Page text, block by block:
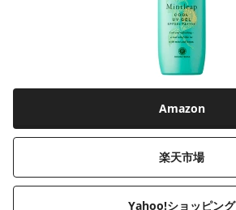
Amazon
楽天市場
Yahoo!ショッピング